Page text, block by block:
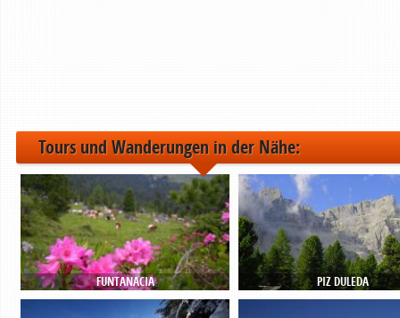
Tours und Wanderungen in der Nähe:
FUNTANACIA PIZ DULEDA